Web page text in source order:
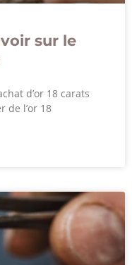
sur le
d’or 18 carats
de l’or 18